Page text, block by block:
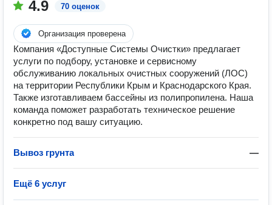
4.9 70 оценок
Организация проверена
Компания «Доступные Системы Очистки» предлагает
услуги по подбору, установке и сервисному
обслуживанию локальных очистных сооружений (ЛОС)
на территории Республики Крым и Краснодарского Края.
Также изготавливаем бассейны из полипропилена. Наша
команда поможет разработать техническое решение
конкретно под вашу ситуацию.
Вывоз грунта —
Ещё 6 услуг